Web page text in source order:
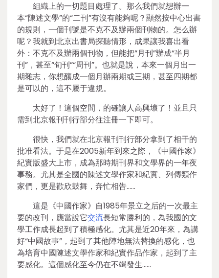
組織上的一切題目處理了。那么我們就想辦一
本“陳述文學”的“二刊”有沒有能夠呢？顯然按中心出書
的規則，一個刊號是不克不及辦兩個刊物的。怎么辦
呢？我就到北京出書局探聽情形，成果讓我喜出看
外：不克不及辦兩個刊物，但能把“月刊”辦成“半月
刊”，甚至“旬刊”“周刊”。也就是說，本來一個月出一
期雜志，你想釀成一個月辦兩期或三期，甚至四期都
是可以的，這不屬于違規。
太好了！這個空間，的確讓人高興壞了！並且只
需到北京報刊刊行部分往注冊一下即可。
很快，我們就在北京報刊刊行部分拿到了相干的
批准看法。于是在2005新年到來之際，《中國作家》
紀實版盛大上市，成為那時期刊界和文學界的一年夜
事務。尤其是全國的陳述文學作家和紀實、列傳類作
家們，更是歡欣鼓舞，奔忙相告……
這是《中國作家》自1985年景立之后的一次最主
要的改刊，應當說它交流長短常勝利的，為我國的文
學工作成長起到了積極感化。尤其是近20年來，為講
好“中國故事”，起到了其他陣地無法替換的感化，也
為培育中國陳述文學作家和紀實作品作家，起到了主
要感化。這個感化至今仍在不竭發生……